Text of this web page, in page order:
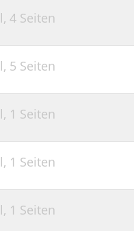
4 Seiten
5 Seiten
1 Seiten
1 Seiten
1 Seiten